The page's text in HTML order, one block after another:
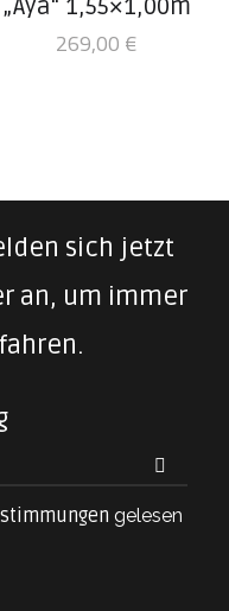
„Aya“ 1,55×1,00m
269,00 €
sich jetzt
an, um immer
gelesen